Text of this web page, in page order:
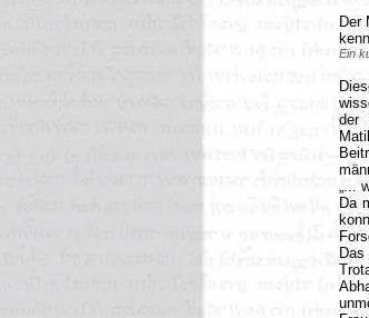
Der
Ein
der
„...
Da